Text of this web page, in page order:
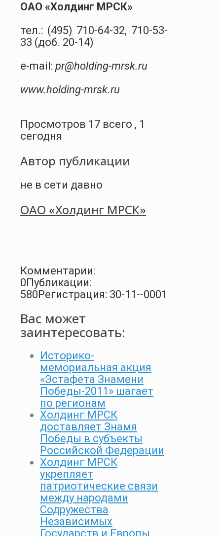
ОАО «Холдинг МРСК»
тел.: (495) 710-64-32, 710-53-
33 (доб. 20-14)
e-mail: pr@holding-mrsk.ru
www.holding-mrsk.ru
Просмотров 17 всего , 1
сегодня
Автор публикации
не в сети давно
ОАО «Холдинг МРСК»
Комментарии:
0 Публикации:
580 Регистрация: 30-11--0001
Вас может
заинтересовать:
Историко-
мемориальная акция
«Эстафета Знамени
Победы-2011» шагает
по регионам
Холдинг МРСК
доставляет Знамя
Победы в субъекты
Российской Федерации
Холдинг МРСК
укрепляет
патриотические связи
между народами
Содружества
Независимых
Государств и Европы